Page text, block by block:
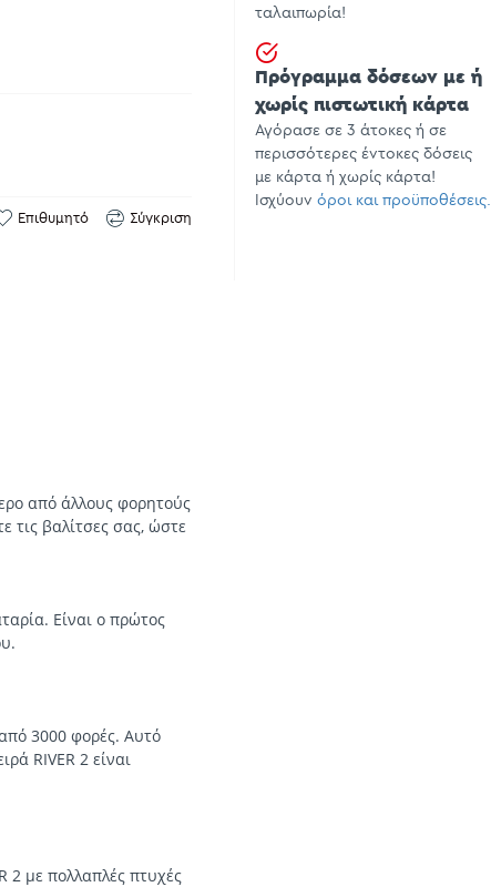
Επιθυμητό Σύγκριση
από άλλους φορητούς
τις βαλίτσες σας, ώστε
Είναι ο πρώτος
3000 φορές. Αυτό
RIVER 2 είναι
2 με πολλαπλές πτυχές
ταλαιπωρία!
Πρόγραμμα δόσεων με ή
χωρίς πιστωτική κάρτα
Αγόρασε σε 3 άτοκες ή σε
περισσότερες έντοκες δόσεις
με κάρτα ή χωρίς κάρτα!
Ισχύουν όροι και προϋποθέσεις.